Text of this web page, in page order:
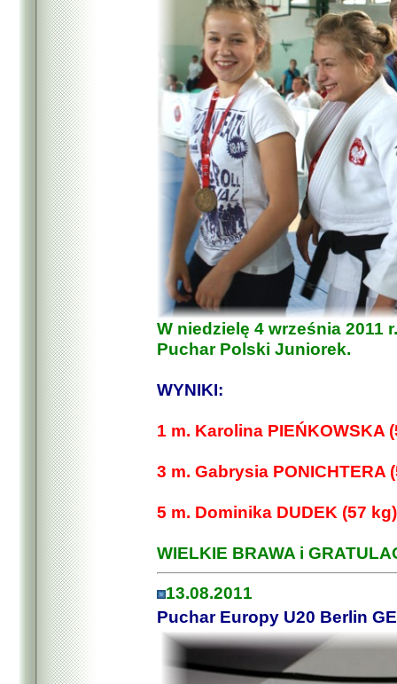
W niedzielę 4 września 2011
Puchar Polski Juniorek.
WYNIKI:
1 m. Karolina PIEŃKOWSKA
3 m. Gabrysia PONICHTERA
5 m. Dominika DUDEK (57 kg)
WIELKIE BRAWA i
13.08.2011
Puchar Europy U20 Berlin